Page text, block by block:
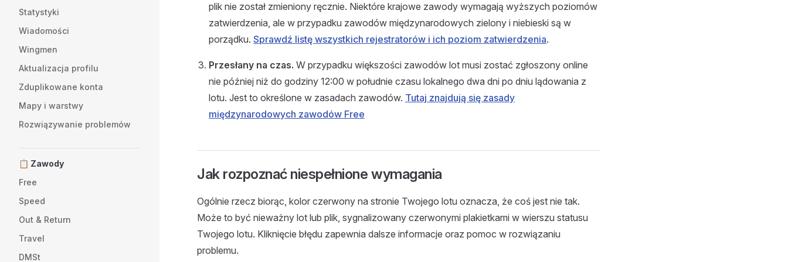
Statystyki
Wiadomości
Wingmen
Aktualizacja profilu
Zduplikowane konta
Mapy i warstwy
Rozwiązywanie problemów
📋 Zawody
Free
Speed
Out & Return
Travel
DMSt
plik nie został zmieniony ręcznie. Niektóre krajowe zawody wymagają wyższych poziomów
zatwierdzenia, ale w przypadku zawodów międzynarodowych zielony i niebieski są w
porządku. Sprawdź listę wszystkich rejestratorów i ich poziom zatwierdzenia.
Przesłany na czas. W przypadku większości zawodów lot musi zostać zgłoszony online
nie później niż do godziny 12:00 w południe czasu lokalnego dwa dni po dniu lądowania z
lotu. Jest to określone w zasadach zawodów. Tutaj znajdują się zasady
międzynarodowych zawodów Free
Jak rozpoznać niespełnione wymagania
Ogólnie rzecz biorąc, kolor czerwony na stronie Twojego lotu oznacza, że coś jest nie tak.
Może to być nieważny lot lub plik, sygnalizowany czerwonymi plakietkami w wierszu statusu
Twojego lotu. Kliknięcie błędu zapewnia dalsze informacje oraz pomoc w rozwiązaniu
problemu.